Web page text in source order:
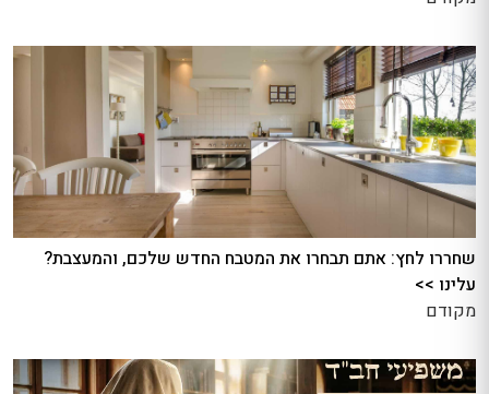
שחררו לחץ: אתם תבחרו את המטבח החדש שלכם, והמעצבת?
עלינו >>
מקודם